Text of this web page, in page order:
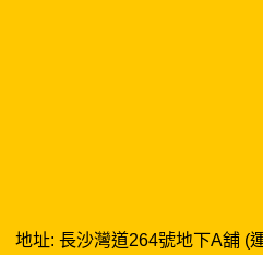
地址: 長沙灣道264號地下A舖 (